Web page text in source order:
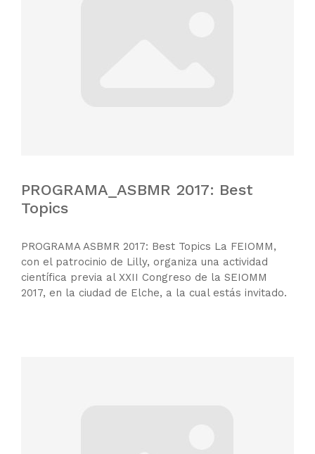
PROGRAMA_ASBMR 2017: Best
Topics
PROGRAMA ASBMR 2017: Best Topics La FEIOMM,
con el patrocinio de Lilly, organiza una actividad
científica previa al XXII Congreso de la SEIOMM
2017, en la ciudad de Elche, a la cual estás invitado.